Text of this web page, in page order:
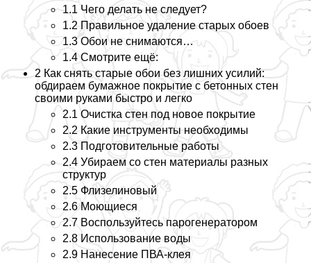
1.1 Чего делать не следует?
1.2 Правильное удаление старых обоев
1.3 Обои не снимаются…
1.4Смотрите ещё:
2 Как снять старые обои без лишних усилий:
обдираем бумажное покрытие с бетонных стен
своими руками быстро и легко
2.1 Очистка стен под новое покрытие
2.2 Какие инструменты необходимы
2.3 Подготовительные работы
2.4 Убираем со стен материалы разных
структур
2.5 Флизелиновый
2.6Моющиеся
2.7 Воспользуйтесь парогенератором
2.8 Использование воды
2.9 Нанесение ПВА-клея